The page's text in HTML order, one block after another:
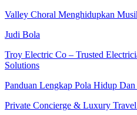
Valley Choral Menghidupkan
Judi Bola
Troy Electric Co – Trusted
Solutions
Panduan Lengkap Pola Hidup
Private Concierge & Luxury